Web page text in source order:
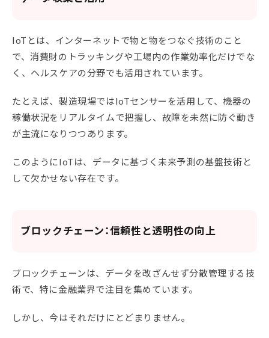
IoTとは、インターネットで物と物をつなぐ技術のこと
で、消費財のトラッキングや工場内の作業効率化だけでな
く、ヘルスケアの分野でも活用されています。
たとえば、製造現場ではIoTセンサーを活用して、機器の
稼働状況をリアルタイムで把握し、故障を未然に防ぐ動き
が主流になりつつあります。
このようにIoTは、データに基づく未来予測の基盤技術と
して欠かせない存在です。
ブロックチェーン：信頼性と透明性の向上
ブロックチェーンは、データを改ざんせず分散管理する技
術で、特に金融業界で注目を集めています。
しかし、今はそれだけにとどまりません。